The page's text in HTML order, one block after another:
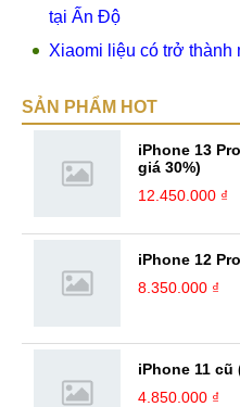
tại Ấn Độ
Xiaomi liệu có trở thành
SẢN PHẨM HOT
iPhone 13
giá 30%)
12.450.000 ₫
iPhone 12
8.350.000 ₫
iPhone 11 cũ
4.850.000 ₫